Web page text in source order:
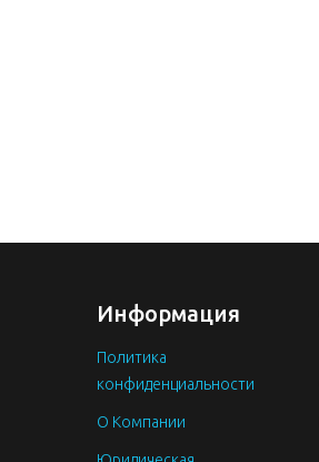
Информация
Политика
конфиденциальности
О Компании